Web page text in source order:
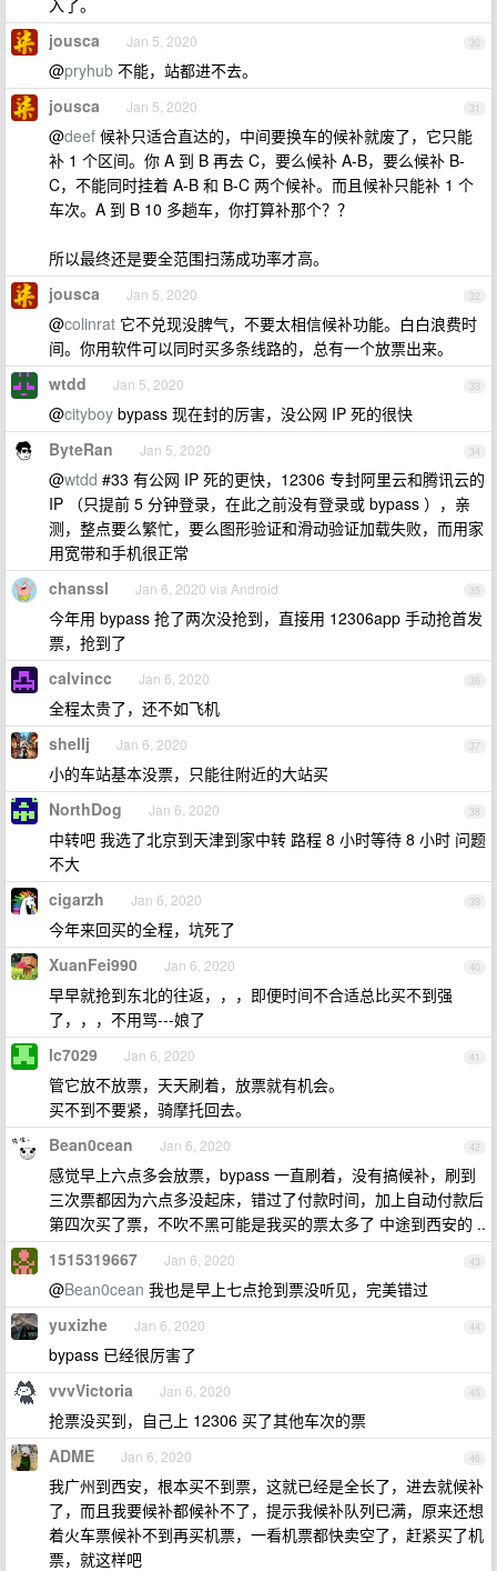
入了。
30
jousca Jan 5, 2020
@pryhub 不能，站都进不去。
31
jousca Jan 5, 2020
@deef 候补只适合直达的，中间要换车的候补就废了，它只能
补 1 个区间。你 A 到 B 再去 C，要么候补 A-B，要么候补 B-
C，不能同时挂着 A-B 和 B-C 两个候补。而且候补只能补 1 个
车次。A 到 B 10 多趟车，你打算补那个？？
所以最终还是要全范围扫荡成功率才高。
32
jousca Jan 5, 2020
@colinrat 它不兑现没脾气，不要太相信候补功能。白白浪费时
间。你用软件可以同时买多条线路的，总有一个放票出来。
33
wtdd Jan 5, 2020
@cityboy bypass 现在封的厉害，没公网 IP 死的很快
34
ByteRan Jan 5, 2020
@wtdd #33 有公网 IP 死的更快，12306 专封阿里云和腾讯云的
IP （只提前 5 分钟登录，在此之前没有登录或 bypass ），亲
测，整点要么繁忙，要么图形验证和滑动验证加载失败，而用家
用宽带和手机很正常
35
chanssl Jan 6, 2020 via Android
今年用 bypass 抢了两次没抢到，直接用 12306app 手动抢首发
票，抢到了
36
calvincc Jan 6, 2020
全程太贵了，还不如飞机
37
shellj Jan 6, 2020
小的车站基本没票，只能往附近的大站买
38
NorthDog Jan 6, 2020
中转吧 我选了北京到天津到家中转 路程 8 小时等待 8 小时 问题
不大
39
cigarzh Jan 6, 2020
今年来回买的全程，坑死了
40
XuanFei990 Jan 6, 2020
早早就抢到东北的往返，，，即便时间不合适总比买不到强
了，，，不用骂---娘了
41
lc7029 Jan 6, 2020
管它放不放票，天天刷着，放票就有机会。
买不到不要紧，骑摩托回去。
42
Bean0cean Jan 6, 2020
感觉早上六点多会放票，bypass 一直刷着，没有搞候补，刷到
三次票都因为六点多没起床，错过了付款时间，加上自动付款后
第四次买了票，不吹不黑可能是我买的票太多了 中途到西安的 ..
43
1515319667 Jan 6, 2020
@Bean0cean 我也是早上七点抢到票没听见，完美错过
44
yuxizhe Jan 6, 2020
bypass 已经很厉害了
45
vvvVictoria Jan 6, 2020
抢票没买到，自己上 12306 买了其他车次的票
46
ADME Jan 6, 2020
我广州到西安，根本买不到票，这就已经是全长了，进去就候补
了，而且我要候补都候补不了，提示我候补队列已满，原来还想
着火车票候补不到再买机票，一看机票都快卖空了，赶紧买了机
票，就这样吧